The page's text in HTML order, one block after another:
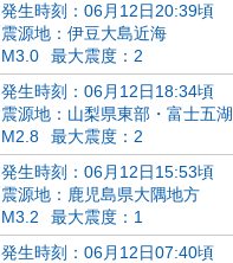
発生時刻：06月12日20:39頃
震源地：伊豆大島近海
M3.0
最大震度：2
発生時刻：06月12日18:34頃
震源地：山梨県東部・富士五湖
M2.8
最大震度：2
発生時刻：06月12日15:53頃
震源地：鹿児島県大隅地方
M3.2
最大震度：1
発生時刻：06月12日07:40頃